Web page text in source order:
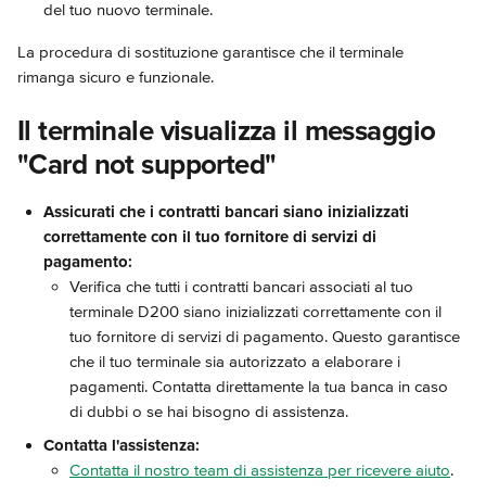
del tuo nuovo terminale.
La procedura di sostituzione garantisce che il terminale
rimanga sicuro e funzionale.
Il terminale visualizza il messaggio
"Card not supported"
Assicurati che i contratti bancari siano inizializzati
correttamente con il tuo fornitore di servizi di
pagamento:
Verifica che tutti i contratti bancari associati al tuo
terminale D200 siano inizializzati correttamente con il
tuo fornitore di servizi di pagamento. Questo garantisce
che il tuo terminale sia autorizzato a elaborare i
pagamenti. Contatta direttamente la tua banca in caso
di dubbi o se hai bisogno di assistenza.
Contatta l'assistenza:
Contatta il nostro team di assistenza per ricevere aiuto.